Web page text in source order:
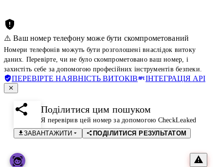
⚠️ Ваш номер телефону може бути скомпрометований
Номери телефонів можуть бути розголошені внаслідок витоку
даних. Перевірте, чи не було скомпрометовано ваш номер, і
захистіть себе за допомогою професійних інструментів безпеки.
ПЕРЕВІРТЕ НАЯВНІСТЬ ВИТОКІВ ІНТЕГРАЦІЯ API
Поділитися цим пошуком
Я перевірив цей номер за допомогою CheckLeaked
ЗАВАНТАЖИТИ
ПОДІЛИТИСЯ РЕЗУЛЬТАТОМ